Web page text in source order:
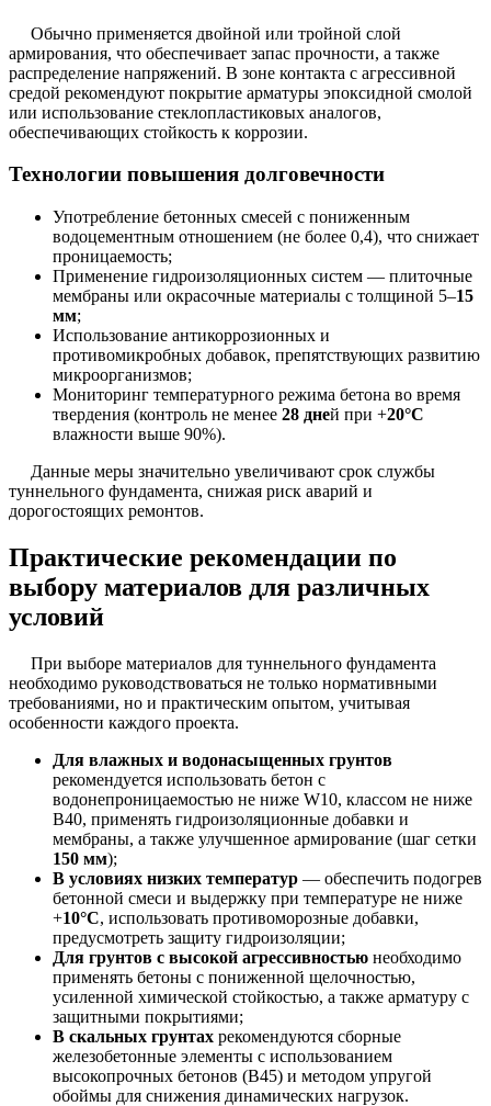
Обычно применяется двойной или тройной слой
армирования, что обеспечивает запас прочности, а также
распределение напряжений. В зоне контакта с агрессивной
средой рекомендуют покрытие арматуры эпоксидной смолой
или использование стеклопластиковых аналогов,
обеспечивающих стойкость к коррозии.
Технологии повышения долговечности
Употребление бетонных смесей с пониженным
водоцементным отношением (не более 0,4), что снижает
проницаемость;
Применение гидроизоляционных систем — плиточные
мембраны или окрасочные материалы с толщиной 5–15
мм;
Использование антикоррозионных и
противомикробных добавок, препятствующих развитию
микроорганизмов;
Мониторинг температурного режима бетона во время
твердения (контроль не менее 28 дней при +20°С
влажности выше 90%).
Данные меры значительно увеличивают срок службы
туннельного фундамента, снижая риск аварий и
дорогостоящих ремонтов.
Практические рекомендации по
выбору материалов для различных
условий
При выборе материалов для туннельного фундамента
необходимо руководствоваться не только нормативными
требованиями, но и практическим опытом, учитывая
особенности каждого проекта.
Для влажных и водонасыщенных грунтов
рекомендуется использовать бетон с
водонепроницаемостью не ниже W10, классом не ниже
В40, применять гидроизоляционные добавки и
мембраны, а также улучшенное армирование (шаг сетки
150 мм);
В условиях низких температур — обеспечить подогрев
бетонной смеси и выдержку при температуре не ниже
+10°С, использовать противоморозные добавки,
предусмотреть защиту гидроизоляции;
Для грунтов с высокой агрессивностью необходимо
применять бетоны с пониженной щелочностью,
усиленной химической стойкостью, а также арматуру с
защитными покрытиями;
В скальных грунтах рекомендуются сборные
железобетонные элементы с использованием
высокопрочных бетонов (В45) и методом упругой
обоймы для снижения динамических нагрузок.